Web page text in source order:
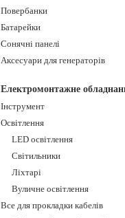
Повербанки
Батарейки
Сонячні панелі
Аксесуари для генераторів
Електромонтажне
Інструмент
Освітлення
LED освітлення
Світильники
Ліхтарі
Вуличне освітлення
Все для прокладки кабелів